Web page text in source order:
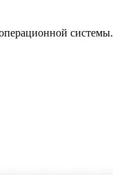
системы.